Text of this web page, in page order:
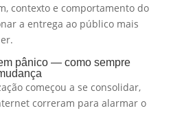
contexto e comportamento do
a entrega ao público mais
pânico — como sempre
começou a se consolidar,
correram para alarmar o